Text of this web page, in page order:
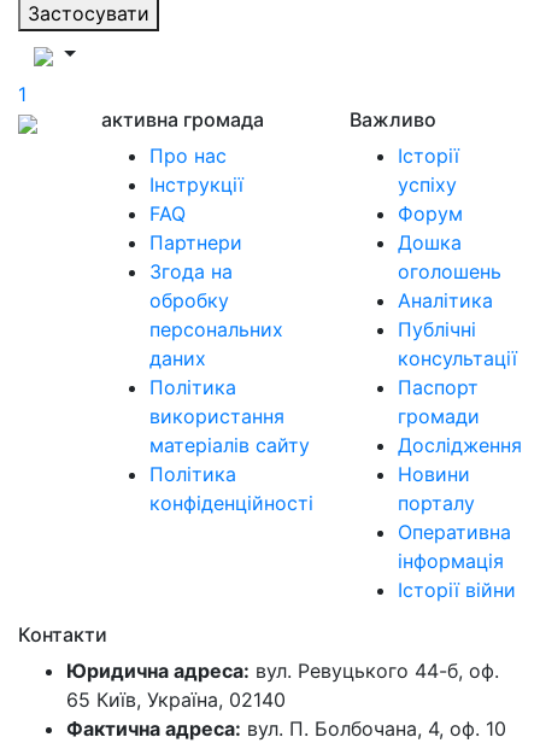
Застосувати
1
активна громада
Про нас
Інструкції
FAQ
Партнери
Згода на
обробку
персональних
даних
Політика
використання
матеріалів сайту
Політика
конфіденційності
Важливо
Історії
успіху
Форум
Дошка
оголошень
Аналітика
Публічні
консультації
Паспорт
громади
Дослідження
Новини
порталу
Оперативна
інформація
Історії війни
Контакти
Юридична адреса: вул. Ревуцького 44-б, оф.
65 Київ, Україна, 02140
Фактична адреса: вул. П. Болбочана, 4, оф. 10